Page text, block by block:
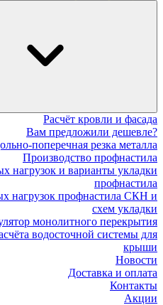
Расчёт кровли и фасада
Вам предложили дешевле?
поперечная резка металла
Производство профнастила
нагрузок и варианты укладки
профнастила
нагрузок профнастила СКН и
схем укладки
монолитного перекрытия
водосточной системы для
крыши
Новости
Доставка и оплата
Контакты
Акции